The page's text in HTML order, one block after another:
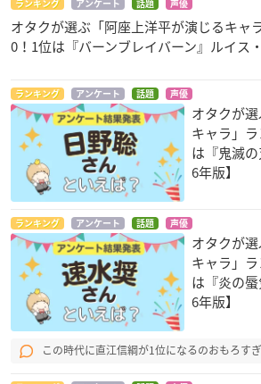
ランキング アンケート 話題 声優
オタクが選ぶ「阿座上洋平が演じるキャ
0！1位は『バーンブレイバーン』ルイス
ランキング アンケート 話題 声優
オタクが
キャラ」
は『鬼滅
6年版】
ランキング アンケート 話題 声優
オタクが
キャラ」
は『炎の
6年版】
この時代に直江信綱が1位になるのおもろす